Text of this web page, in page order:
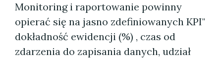
Monitoring i raportowanie powinny
opierać się na jasno zdefiniowanych KPI"
dokładność ewidencji (%) , czas od
zdarzenia do zapisania danych, udział